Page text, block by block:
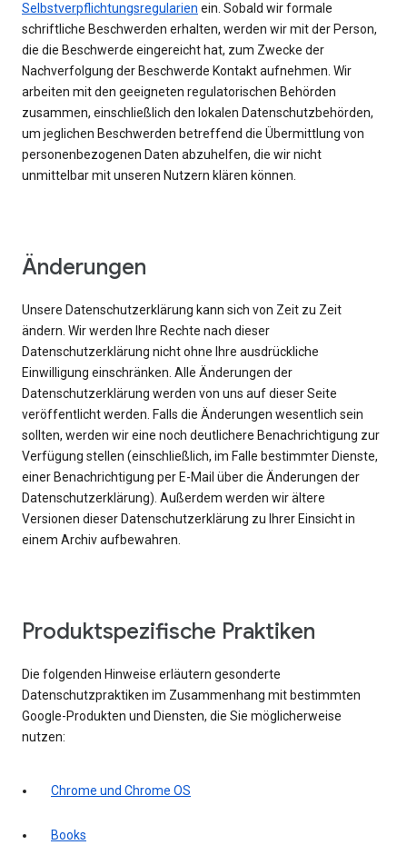
Selbstverpflichtungsregularien ein. Sobald wir formale
schriftliche Beschwerden erhalten, werden wir mit der Person,
die die Beschwerde eingereicht hat, zum Zwecke der
Nachverfolgung der Beschwerde Kontakt aufnehmen. Wir
arbeiten mit den geeigneten regulatorischen Behörden
zusammen, einschließlich den lokalen Datenschutzbehörden,
um jeglichen Beschwerden betreffend die Übermittlung von
personenbezogenen Daten abzuhelfen, die wir nicht
unmittelbar mit unseren Nutzern klären können.
Änderungen
Unsere Datenschutzerklärung kann sich von Zeit zu Zeit
ändern. Wir werden Ihre Rechte nach dieser
Datenschutzerklärung nicht ohne Ihre ausdrückliche
Einwilligung einschränken. Alle Änderungen der
Datenschutzerklärung werden von uns auf dieser Seite
veröffentlicht werden. Falls die Änderungen wesentlich sein
sollten, werden wir eine noch deutlichere Benachrichtigung zur
Verfügung stellen (einschließlich, im Falle bestimmter Dienste,
einer Benachrichtigung per E-Mail über die Änderungen der
Datenschutzerklärung). Außerdem werden wir ältere
Versionen dieser Datenschutzerklärung zu Ihrer Einsicht in
einem Archiv aufbewahren.
Produktspezifische Praktiken
Die folgenden Hinweise erläutern gesonderte
Datenschutzpraktiken im Zusammenhang mit bestimmten
Google-Produkten und Diensten, die Sie möglicherweise
nutzen:
Chrome und Chrome OS
Books